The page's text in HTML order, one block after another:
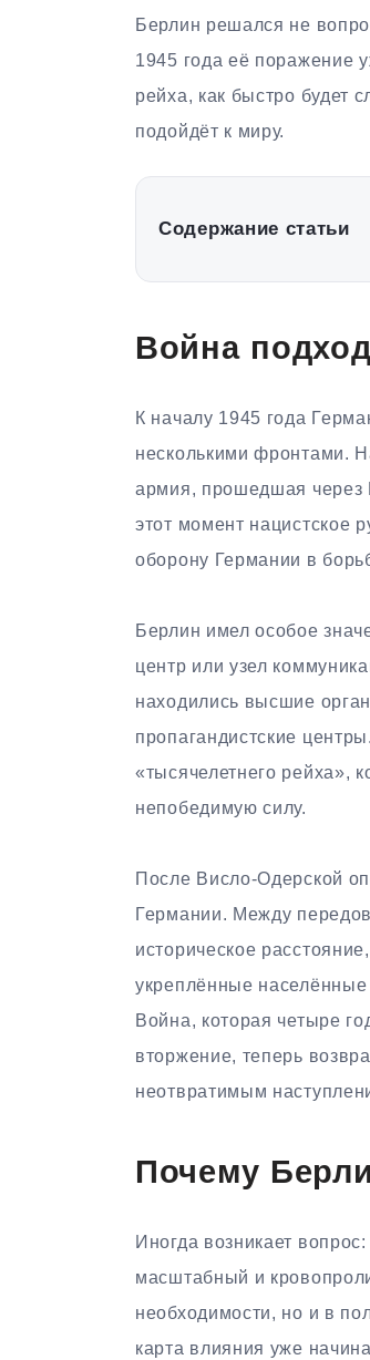
Берлин решался не
1945 года её поражение
рейха, как быстро будет
подойдёт к миру.
Содержание статьи
Война
К началу 1945 года
несколькими фронтами.
армия, прошедшая
этот момент нацистское
оборону Германии в
Берлин имел особое
центр или узел
находились высшие
пропагандистские
«тысячелетнего рейха»,
непобедимую силу.
После Висло-Одерской
Германии. Между
историческое
укреплённые населённые
Война, которая четыре
вторжение, теперь
неотвратимым
Почему
Иногда возникает
масштабный и
необходимости, но и в
карта влияния уже